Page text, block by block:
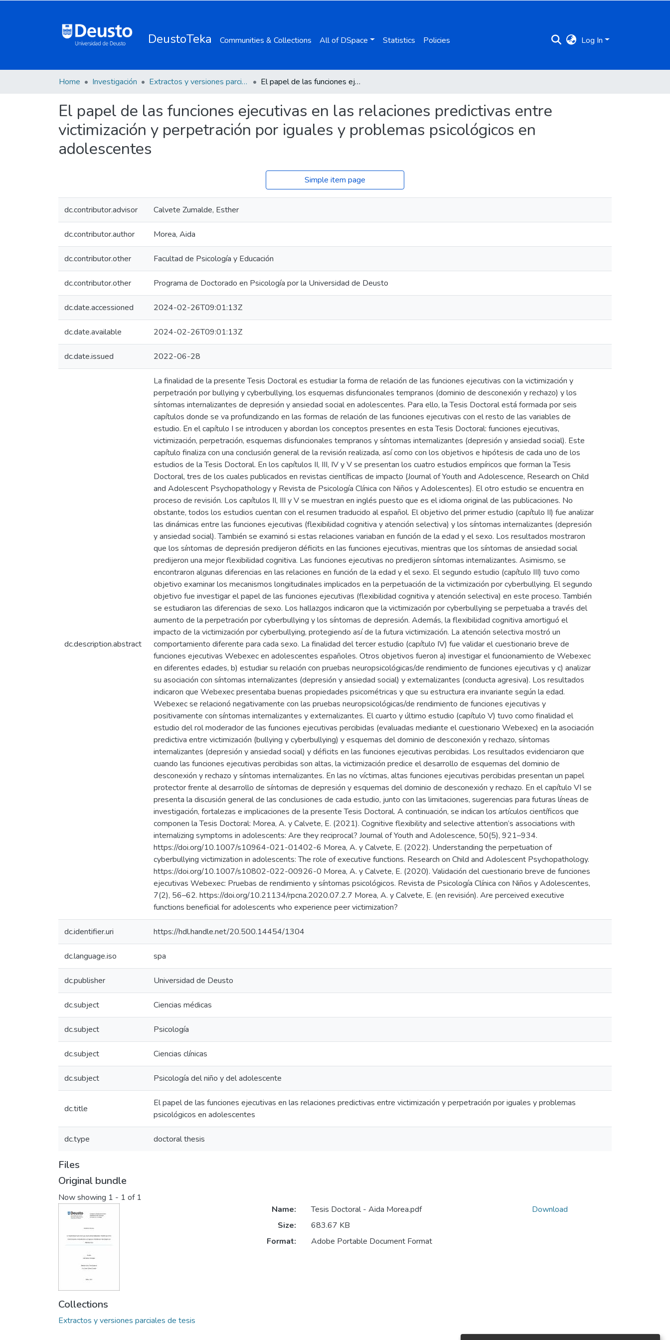
DeustoTeka Communities & Collections All of DSpace Statistics Policies Log In
Home Investigación Extractos y versiones parciales de tesis El papel de las funciones ejecutivas en las relaciones predictivas entre victimización y perpetración por iguales y problemas psicológicos en adolescentes
El papel de las funciones ejecutivas en las relaciones predictivas entre
victimización y perpetración por iguales y problemas psicológicos en
adolescentes
Simple item page
dc.contributor.advisor Calvete Zumalde, Esther
dc.contributor.author Morea, Aida
dc.contributor.other Facultad de Psicología y Educación
dc.contributor.other Programa de Doctorado en Psicología por la Universidad de Deusto
dc.date.accessioned 2024-02-26T09:01:13Z
dc.date.available 2024-02-26T09:01:13Z
dc.date.issued 2022-06-28
dc.description.abstract
La finalidad de la presente Tesis Doctoral es estudiar la forma de relación de las funciones ejecutivas con la victimización y
perpetración por bullying y cyberbullying, los esquemas disfuncionales tempranos (dominio de desconexión y rechazo) y los
síntomas internalizantes de depresión y ansiedad social en adolescentes. Para ello, la Tesis Doctoral está formada por seis
capítulos donde se va profundizando en las formas de relación de las funciones ejecutivas con el resto de las variables de
estudio. En el capítulo I se introducen y abordan los conceptos presentes en esta Tesis Doctoral: funciones ejecutivas,
victimización, perpetración, esquemas disfuncionales tempranos y síntomas internalizantes (depresión y ansiedad social). Este
capítulo finaliza con una conclusión general de la revisión realizada, así como con los objetivos e hipótesis de cada uno de los
estudios de la Tesis Doctoral. En los capítulos II, III, IV y V se presentan los cuatro estudios empíricos que forman la Tesis
Doctoral, tres de los cuales publicados en revistas científicas de impacto (Journal of Youth and Adolescence, Research on Child
and Adolescent Psychopathology y Revista de Psicología Clínica con Niños y Adolescentes). El otro estudio se encuentra en
proceso de revisión. Los capítulos II, III y V se muestran en inglés puesto que es el idioma original de las publicaciones. No
obstante, todos los estudios cuentan con el resumen traducido al español. El objetivo del primer estudio (capítulo II) fue analizar
las dinámicas entre las funciones ejecutivas (flexibilidad cognitiva y atención selectiva) y los síntomas internalizantes (depresión
y ansiedad social). También se examinó si estas relaciones variaban en función de la edad y el sexo. Los resultados mostraron
que los síntomas de depresión predijeron déficits en las funciones ejecutivas, mientras que los síntomas de ansiedad social
predijeron una mejor flexibilidad cognitiva. Las funciones ejecutivas no predijeron síntomas internalizantes. Asimismo, se
encontraron algunas diferencias en las relaciones en función de la edad y el sexo. El segundo estudio (capítulo III) tuvo como
objetivo examinar los mecanismos longitudinales implicados en la perpetuación de la victimización por cyberbullying. El segundo
objetivo fue investigar el papel de las funciones ejecutivas (flexibilidad cognitiva y atención selectiva) en este proceso. También
se estudiaron las diferencias de sexo. Los hallazgos indicaron que la victimización por cyberbullying se perpetuaba a través del
aumento de la perpetración por cyberbullying y los síntomas de depresión. Además, la flexibilidad cognitiva amortiguó el
impacto de la victimización por cyberbullying, protegiendo así de la futura victimización. La atención selectiva mostró un
comportamiento diferente para cada sexo. La finalidad del tercer estudio (capítulo IV) fue validar el cuestionario breve de
funciones ejecutivas Webexec en adolescentes españoles. Otros objetivos fueron a) investigar el funcionamiento de Webexec
en diferentes edades, b) estudiar su relación con pruebas neuropsicológicas/de rendimiento de funciones ejecutivas y c) analizar
su asociación con síntomas internalizantes (depresión y ansiedad social) y externalizantes (conducta agresiva). Los resultados
indicaron que Webexec presentaba buenas propiedades psicométricas y que su estructura era invariante según la edad.
Webexec se relacionó negativamente con las pruebas neuropsicológicas/de rendimiento de funciones ejecutivas y
positivamente con síntomas internalizantes y externalizantes. El cuarto y último estudio (capítulo V) tuvo como finalidad el
estudio del rol moderador de las funciones ejecutivas percibidas (evaluadas mediante el cuestionario Webexec) en la asociación
predictiva entre victimización (bullying y cyberbullying) y esquemas del dominio de desconexión y rechazo, síntomas
internalizantes (depresión y ansiedad social) y déficits en las funciones ejecutivas percibidas. Los resultados evidenciaron que
cuando las funciones ejecutivas percibidas son altas, la victimización predice el desarrollo de esquemas del dominio de
desconexión y rechazo y síntomas internalizantes. En las no víctimas, altas funciones ejecutivas percibidas presentan un papel
protector frente al desarrollo de síntomas de depresión y esquemas del dominio de desconexión y rechazo. En el capítulo VI se
presenta la discusión general de las conclusiones de cada estudio, junto con las limitaciones, sugerencias para futuras líneas de
investigación, fortalezas e implicaciones de la presente Tesis Doctoral. A continuación, se indican los artículos científicos que
componen la Tesis Doctoral: Morea, A. y Calvete, E. (2021). Cognitive flexibility and selective attention’s associations with
internalizing symptoms in adolescents: Are they reciprocal? Journal of Youth and Adolescence, 50(5), 921–934.
https://doi.org/10.1007/s10964-021-01402-6 Morea, A. y Calvete, E. (2022). Understanding the perpetuation of
cyberbullying victimization in adolescents: The role of executive functions. Research on Child and Adolescent Psychopathology.
https://doi.org/10.1007/s10802-022-00926-0 Morea, A. y Calvete, E. (2020). Validación del cuestionario breve de funciones
ejecutivas Webexec: Pruebas de rendimiento y síntomas psicológicos. Revista de Psicología Clínica con Niños y Adolescentes,
7(2), 56–62. https://doi.org/10.21134/rpcna.2020.07.2.7 Morea, A. y Calvete, E. (en revisión). Are perceived executive
functions beneficial for adolescents who experience peer victimization?
dc.identifier.uri https://hdl.handle.net/20.500.14454/1304
dc.language.iso spa
dc.publisher Universidad de Deusto
dc.subject Ciencias médicas
dc.subject Psicología
dc.subject Ciencias clínicas
dc.subject Psicología del niño y del adolescente
dc.title
El papel de las funciones ejecutivas en las relaciones predictivas entre victimización y perpetración por iguales y problemas
psicológicos en adolescentes
dc.type doctoral thesis
Files
Original bundle
Now showing 1 - 1 of 1
Name:
Tesis Doctoral - Aida Morea.pdf
Size:
683.67 KB
Format:
Adobe Portable Document Format
Download
Collections
Extractos y versiones parciales de tesis